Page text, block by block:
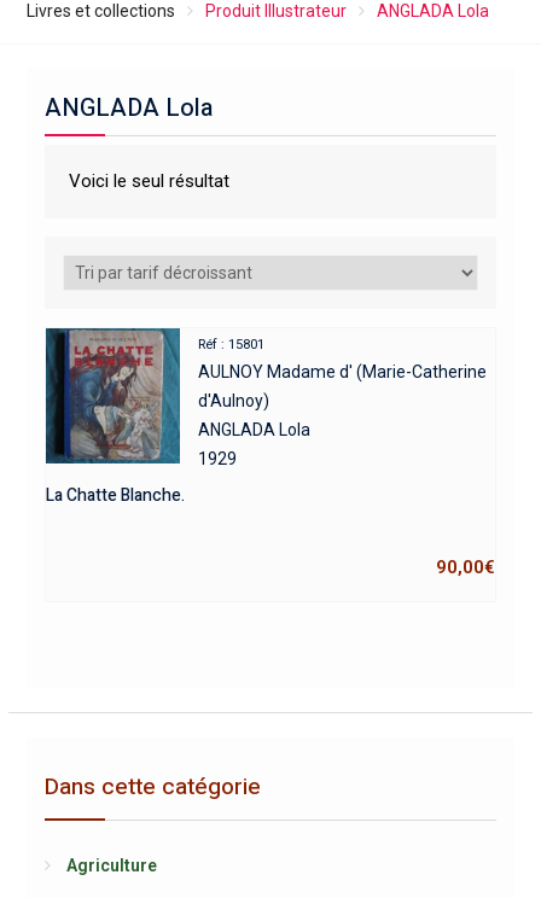
Livres et collections Produit Illustrateur ANGLADA Lola
ANGLADA Lola
Voici le seul résultat
Réf : 15801
AULNOY Madame d' (Marie-Catherine
d'Aulnoy)
ANGLADA Lola
1929
La Chatte Blanche.
90,00€
Dans cette catégorie
Agriculture